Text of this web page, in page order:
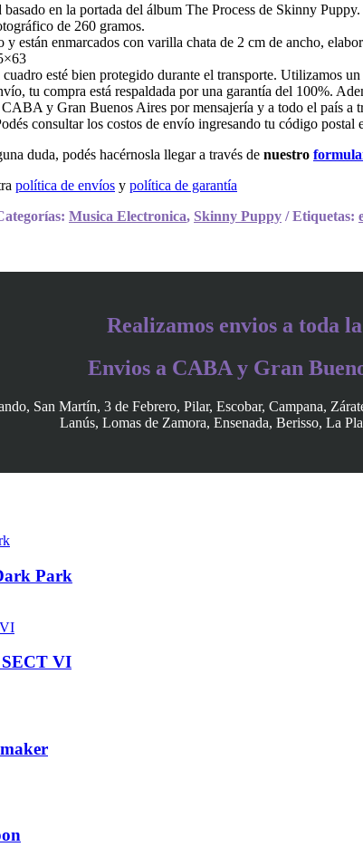
en la portada del álbum The Process de Skinny Puppy.
de 260 gramos.
están enmarcados con varilla chata de 2 cm de ancho,
cuadro esté bien protegido durante el transporte. Utilizamos
tu compra está respaldada por una garantía del 100%.
y Gran Buenos Aires por mensajería y a todo el país
consultar los costos de envío ingresando tu código postal
duda, podés hacérnosla llegar a través de nuestro
política de envíos y política de garantía
Musica Electronica, Skinny Puppy Etiquetas:
Realizamos envios a toda
Envios a CABA y Gran
San Martín, 3 de Febrero, Pilar, Escobar, Campana,
Lanús, Lomas de Zamora, Ensenada, Berisso, La
Park
VI